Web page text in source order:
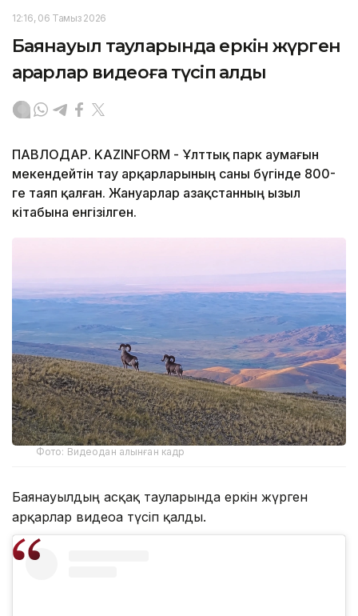
12:16, 06 Тамыз 2026
Баянауыл тауларында еркін жүрген
арқарлар видеоға түсіп қалды
ПАВЛОДАР. KAZINFORM - Ұлттық парк аумағын
мекендейтін тау арқарларының саны бүгінде 800-
ге таяп қалған. Жануарлар Қазақстанның Қызыл
кітабына енгізілген.
Фото: Видеодан алынған кадр
Баянауылдың асқақ тауларында еркін жүрген
арқарлар видеоға түсіп қалды.